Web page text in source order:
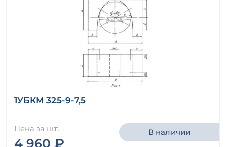
1УБКМ 325-9-7,5
Цена за шт.
4 960 ₽
В наличии